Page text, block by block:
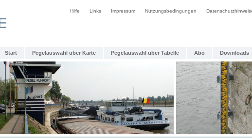
Hilfe Links Impressum Nutzungsbedingungen
Start Pegelauswahl über Karte Pegelauswahl über Tabelle Abo Downloads